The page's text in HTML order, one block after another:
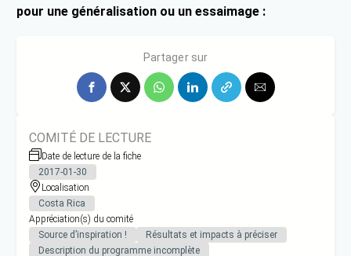
pour une généralisation ou un essaimage :
Partager sur
COMITÉ DE LECTURE
Date de lecture de la fiche
2017-01-30
Localisation
Costa Rica
Appréciation(s) du comité
Source d’inspiration !
Résultats et impacts à préciser
Description du programme incomplète